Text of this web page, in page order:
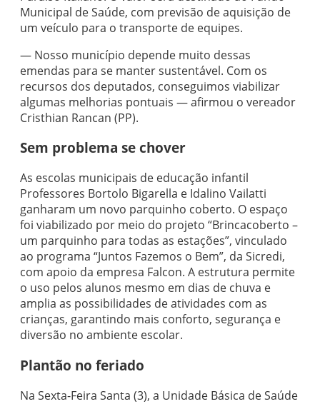
Municipal de Saúde, com previsão de aquisição de
um veículo para o transporte de equipes.
— Nosso município depende muito dessas
emendas para se manter sustentável. Com os
recursos dos deputados, conseguimos viabilizar
algumas melhorias pontuais — afirmou o vereador
Cristhian Rancan (PP).
Sem problema se chover
As escolas municipais de educação infantil
Professores Bortolo Bigarella e Idalino Vailatti
ganharam um novo parquinho coberto. O espaço
foi viabilizado por meio do projeto “Brincacoberto –
um parquinho para todas as estações”, vinculado
ao programa “Juntos Fazemos o Bem”, da Sicredi,
com apoio da empresa Falcon. A estrutura permite
o uso pelos alunos mesmo em dias de chuva e
amplia as possibilidades de atividades com as
crianças, garantindo mais conforto, segurança e
diversão no ambiente escolar.
Plantão no feriado
Na Sexta-Feira Santa (3), a Unidade Básica de Saúde